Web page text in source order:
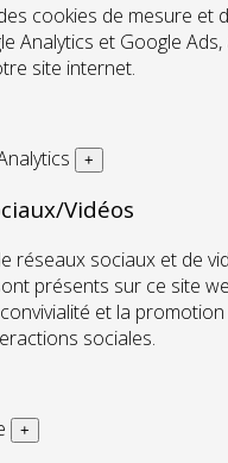
cookies de mesure et
Analytics et Google Ads,
site internet.
+
Vidéos
réseaux sociaux et de
présents sur ce site
et la
sociales.
+